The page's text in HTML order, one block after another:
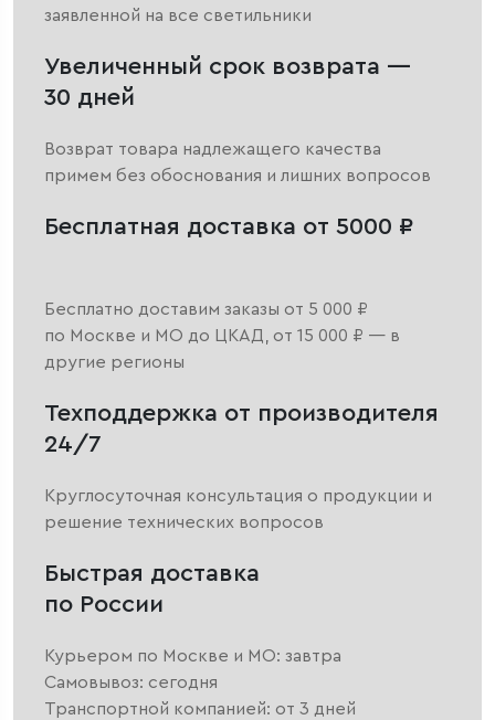
заявленной на все светильники
Увеличенный срок возврата —
30 дней
Возврат товара надлежащего качества
примем без обоснования и лишних вопросов
Бесплатная доставка от 5000 ₽
Бесплатно доставим заказы от 5 000 ₽
по Москве и МО до ЦКАД, от 15 000 ₽ — в
другие регионы
Техподдержка от производителя
24/7
Круглосуточная консультация о продукции и
решение технических вопросов
Быстрая доставка
по России
Курьером по Москве и МО: завтра
Самовывоз: сегодня
Транспортной компанией: от 3 дней